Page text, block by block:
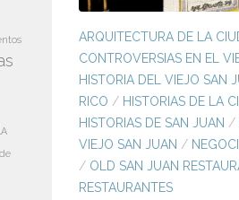
ARQUITECTURA DE LA
CONTROVERSIAS EN EL
HISTORIA DEL VIEJO SAN
RICO / HISTORIAS DE LA
HISTORIAS DE SAN JUAN /
VIEJO SAN JUAN /
/ OLD SAN JUAN
RESTAURANTES